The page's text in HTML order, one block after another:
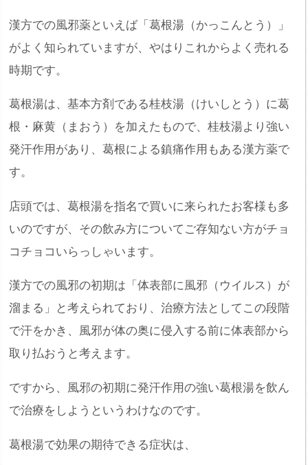
漢方での風邪薬といえば「葛根湯（かっこんとう）」
がよく知られていますが、やはりこれからよく売れる
時期です。
葛根湯は、基本方剤である桂枝湯（けいしとう）に葛
根・麻黄（まおう）を加えたもので、桂枝湯より強い
発汗作用があり、葛根による鎮痛作用もある漢方薬で
す。
店頭では、葛根湯を指名で買いに来られたお客様も多
いのですが、その飲み方についてご存知ない方がチョ
コチョコいらっしゃいます。
漢方での風邪の初期は「体表部に風邪（ウイルス）が
溜まる」と考えられており、治療方法としてこの段階
で汗をかき、風邪が体の奥に侵入する前に体表部から
取り払おうと考えます。
ですから、風邪の初期に発汗作用の強い葛根湯を飲ん
で治療をしようというわけなのです。
葛根湯で効果の期待できる症状は、